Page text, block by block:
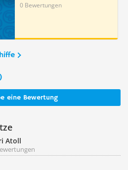
0 Bewertungen
eine Bewertung
Atoll